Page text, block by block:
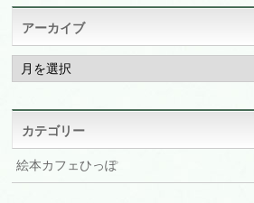
アーカイブ
ア
ー
カ
カテゴリー
絵本カフェひっぽ